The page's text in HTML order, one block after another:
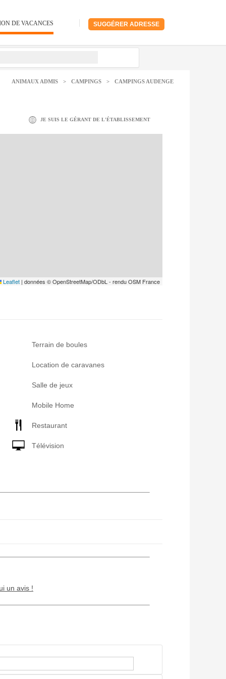
SUGGÉRER ADRESSE
DE VACANCES
ANIMAUX ADMIS > CAMPINGS > CAMPINGS AUDENGE
JE SUIS LE GÉRANT DE L'ÉTABLISSEMENT
Leaflet | données © OpenStreetMap/ODbL - rendu OSM France
Terrain de boules
Location de caravanes
Salle de jeux
Mobile Home
Restaurant
Télévision
un avis !